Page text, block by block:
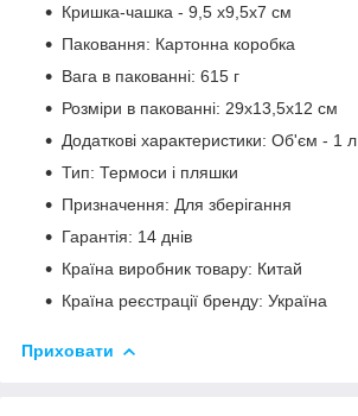
Кришка-чашка - 9,5 х9,5х7 см
Паковання: Картонна коробка
Вага в пакованні: 615 г
Розміри в пакованні: 29х13,5х12 см
Додаткові характеристики: Об'єм - 1 л
Тип: Термоси і пляшки
Призначення: Для зберігання
Гарантія: 14 днів
Країна виробник товару: Китай
Країна реєстрації бренду: Україна
Приховати